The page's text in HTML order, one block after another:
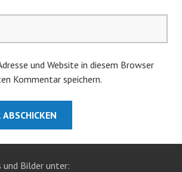
und Website in diesem Browser
Kommentar speichern.
Bilder unter: